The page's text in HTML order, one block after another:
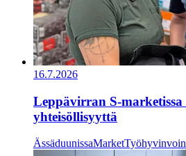
16.7.2026
Leppävirran S-marketissa
yhteisöllisyyttä
ÄssäduunissaMarket